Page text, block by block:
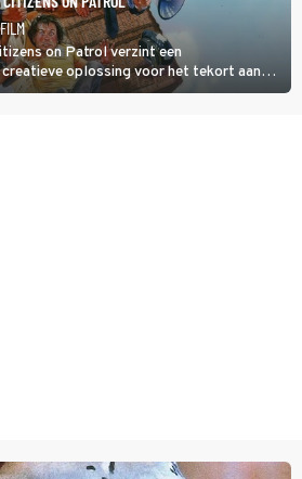
on Patrol verzint een
oplossing voor het tekort aan